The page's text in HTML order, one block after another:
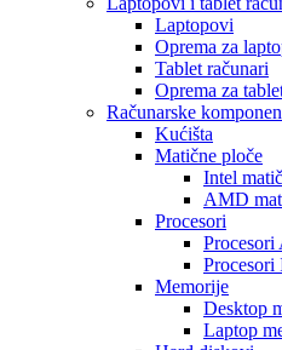
Laptopovi
Oprema za
Tablet računari
Oprema za
Računarske
Kućišta
Matične ploče
Intel
AMD
Procesori
Procesori
Memorije
Desktop
Laptop